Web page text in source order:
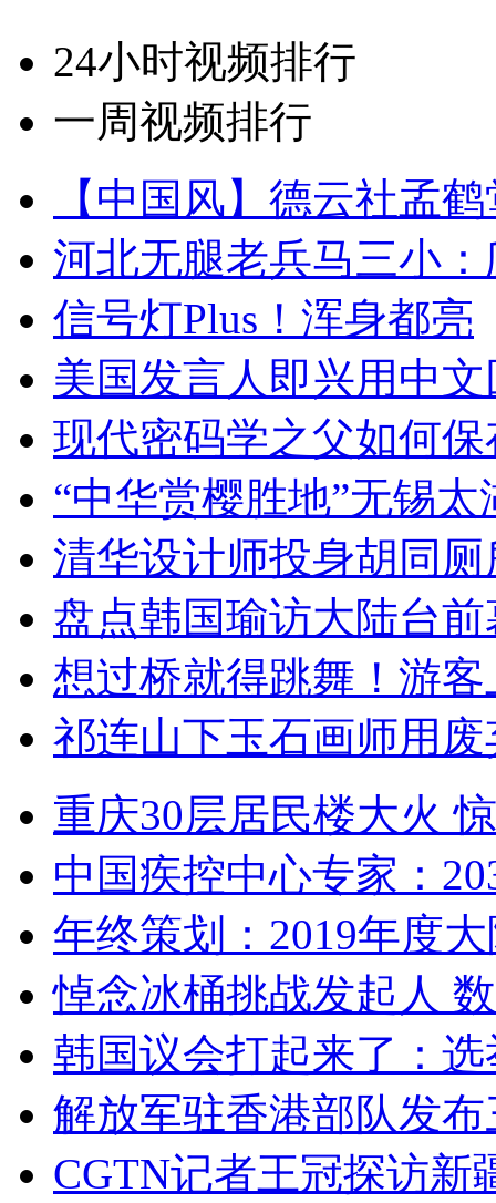
24小时视频排行
一周视频排行
【中国风】德云社孟
河北无腿老兵马三小
信号灯Plus！浑身都亮
美国发言人即兴用中
现代密码学之父如何
“中华赏樱胜地”无锡
清华设计师投身胡同
盘点韩国瑜访大陆台
想过桥就得跳舞！游客
祁连山下玉石画师用
重庆30层居民楼大火
中国疾控中心专家：
年终策划：2019年度
悼念冰桶挑战发起人
韩国议会打起来了：
解放军驻香港部队发
CGTN记者王冠探访新